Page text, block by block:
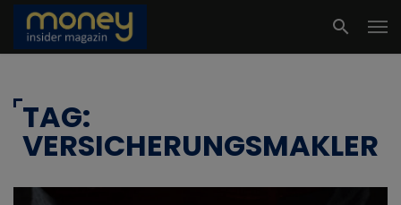
TAG:
VERSICHERUNGSMAKLER